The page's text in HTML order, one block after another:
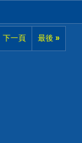
下一頁 最後 »